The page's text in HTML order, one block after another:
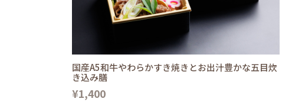
国産A5和牛やわらかすき焼きとお出汁豊かな五目炊
き込み膳
¥1,400